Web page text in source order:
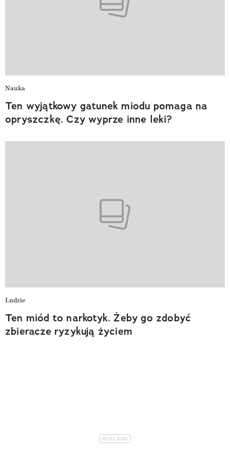
Nauka
Ten wyjątkowy gatunek miodu pomaga na
opryszczkę. Czy wyprze inne leki?
Ludzie
Ten miód to narkotyk. Żeby go zdobyć
zbieracze ryzykują życiem